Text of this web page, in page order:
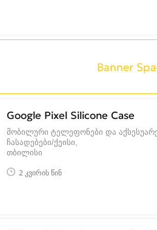
Banner
Google Pixel Silicone Case
მობილური ტელეფონები და
ჩასადებები/ქეისი
თბილისი
2 კვირის წინ